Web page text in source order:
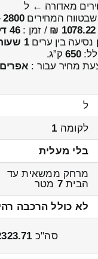
מאדורה ← ל
המחירים2800
1078.22 ₪ / זמן :46 דקות 21 שניות
נסיעה בין ערים1 שעות , 39 דקות
650ק”ג.
מחיר עבור :
ל
לקומה 1
בלי מעלית
מרחק ממשאית עד
הבית7 מטר
לא כולל הרכבה
סה"כ